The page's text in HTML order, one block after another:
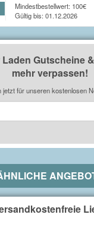
Mindestbestellwert: 100€
Gültig bis: 01.12.2026
Gutscheine
mehr verpassen!
jetzt für unseren kostenlosen